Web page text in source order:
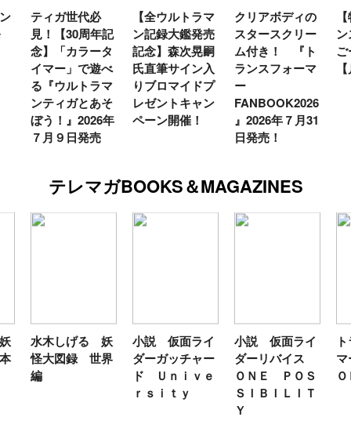
ティガ世代必
見！【30周年記
念】「カラータ
イマー」で遊べ
る『ウルトラマ
ンティガとあそ
ぼう！』2026年
７月９日発売
【全ウルトラマ
ン記録大鑑発売
記念】森次晃嗣
氏直筆サイン入
りブロマイドプ
レゼントキャン
ペーン開催！
クリアボディの
スタースクリー
ム付き！ 『ト
ランスフォーマ
ー
FANBOOK2026
』2026年７月31
日発売！
テレマガBOOKS＆MAGAZINES
水木しげる 妖
怪大図録 世界
編
小説 仮面ライ
ダーガッチャー
ド Ｕｎｉｖｅ
ｒｓｉｔｙ
小説 仮面ライ
ダーリバイス
ＯＮＥ ＰＯＳ
ＳＩＢＩＬＩＴ
Ｙ